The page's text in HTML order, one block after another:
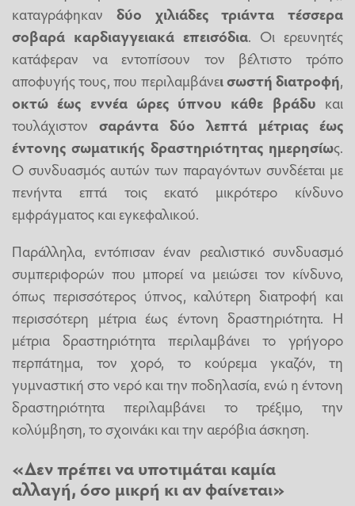
καταγράφηκαν δύο χιλιάδες τριάντα τέσσερα
σοβαρά καρδιαγγειακά επεισόδια. Οι ερευνητές
κατάφεραν να εντοπίσουν τον βέλτιστο τρόπο
αποφυγής τους, που περιλαμβάνει σωστή διατροφή,
οκτώ έως εννέα ώρες ύπνου κάθε βράδυ και
τουλάχιστον σαράντα δύο λεπτά μέτριας έως
έντονης σωματικής δραστηριότητας ημερησίως.
Ο συνδυασμός αυτών των παραγόντων συνδέεται με
πενήντα επτά τοις εκατό μικρότερο κίνδυνο
εμφράγματος και εγκεφαλικού.
Παράλληλα, εντόπισαν έναν ρεαλιστικό συνδυασμό
συμπεριφορών που μπορεί να μειώσει τον κίνδυνο,
όπως περισσότερος ύπνος, καλύτερη διατροφή και
περισσότερη μέτρια έως έντονη δραστηριότητα. Η
μέτρια δραστηριότητα περιλαμβάνει το γρήγορο
περπάτημα, τον χορό, το κούρεμα γκαζόν, τη
γυμναστική στο νερό και την ποδηλασία, ενώ η έντονη
δραστηριότητα περιλαμβάνει το τρέξιμο, την
κολύμβηση, το σχοινάκι και την αερόβια άσκηση.
«Δεν πρέπει να υποτιμάται καμία
αλλαγή, όσο μικρή κι αν φαίνεται»